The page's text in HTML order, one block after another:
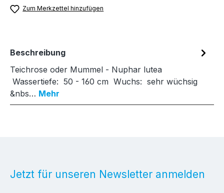
Zum Merkzettel hinzufügen
Beschreibung
Teichrose oder Mummel - Nuphar lutea
Wassertiefe: 50 - 160 cm Wuchs: sehr wüchsig
&nbs… Mehr
Jetzt für unseren Newsletter anmelden